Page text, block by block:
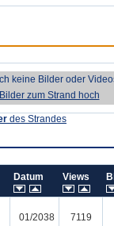
keine Bilder oder
zum Strand hoch
des Strandes
Datum Views
01/2038 7119